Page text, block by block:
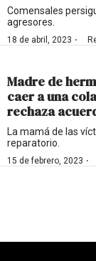
Comensales
agresores.
18 de abril, 2023 ·
Madre de
caer a una
rechaza
La mamá de las
reparatorio.
15 de febrero, 2023 ·